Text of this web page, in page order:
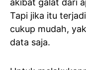
akibat galat dari
Tapi jika itu
cukup mudah,
data saja.